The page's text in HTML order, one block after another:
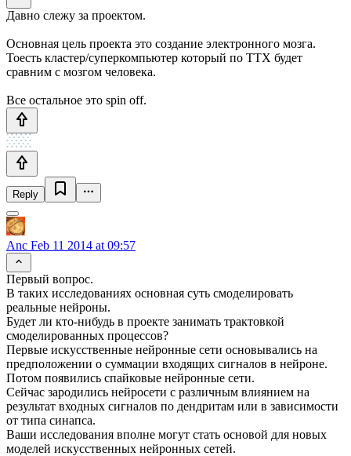
Давно слежу за проектом.
Основная цель проекта это создание электронного мозга.
Тоесть кластер/суперкомпьютер который по ТТХ будет
сравним с мозгом человека.
Все остальное это spin off.
Reply
Anc Feb 11 2014 at 09:57
Первый вопрос.
В таких исследованиях основная суть смоделировать
реальные нейроны.
Будет ли кто-нибудь в проекте занимать трактовкой
смоделированных процессов?
Первые искусственные нейронные сети основывались на
предположении о суммации входящих сигналов в нейроне.
Потом появились спайковые нейронные сети.
Сейчас зародились нейросети с различным влиянием на
результат входных сигналов по дендритам или в зависимости
от типа синапса.
Ваши исследования вполне могут стать основой для новых
моделей искусственных нейронных сетей.